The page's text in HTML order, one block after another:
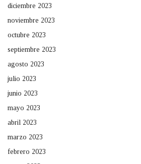
diciembre 2023
noviembre 2023
octubre 2023
septiembre 2023
agosto 2023
julio 2023
junio 2023
mayo 2023
abril 2023
marzo 2023
febrero 2023